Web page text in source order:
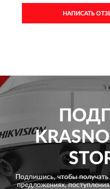
НАПИСАТЬ
Подпишись, чтобы
предложениях,